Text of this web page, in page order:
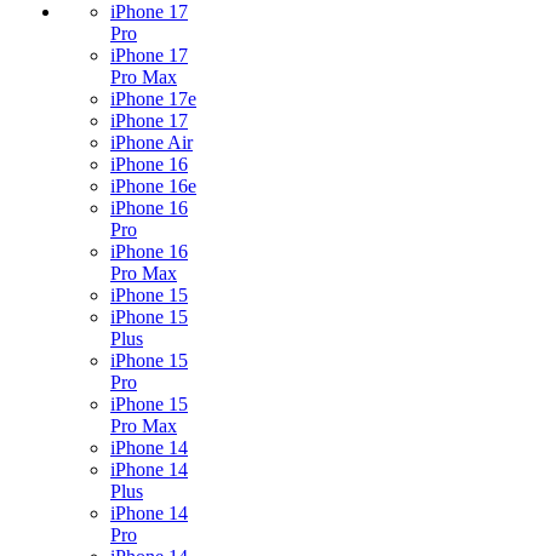
iPhone 17
Pro
iPhone 17
Pro Max
iPhone 17e
iPhone 17
iPhone Air
iPhone 16
iPhone 16e
iPhone 16
Pro
iPhone 16
Pro Max
iPhone 15
iPhone 15
Plus
iPhone 15
Pro
iPhone 15
Pro Max
iPhone 14
iPhone 14
Plus
iPhone 14
Pro